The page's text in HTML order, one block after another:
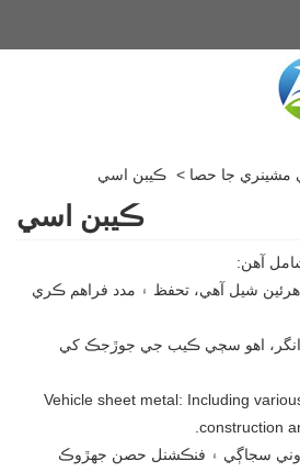
مشينري جا حصا > ڪيبن اسي
ڪيبن اسي
آهن:
شيل آهي، تحفظ ۽ مدد فراهم ڪري
اهو سڄي ڪيب جي جوڙجڪ کي
‌Vehicle sheet metal: Including
construction
سجاڳي ۽ فنڪشنل حصن جهڙوڪ